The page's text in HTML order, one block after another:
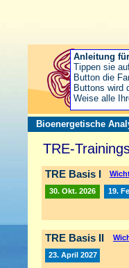
Bioenergetische
TRE-
TRE Basis I
30. Okt. 2026 19.
TRE Basis II
23. April 2027
Anleitung
Tippen sie
Button die
Buttons wird
Weise alle